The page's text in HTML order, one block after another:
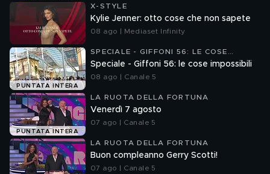
X-STYLE
Kylie Jenner: otto cose che non sapete
08 ago | Mediaset Infinity
PUNTATA INTERA
SPECIALE - GIFFONI 56: LE COSE
IMPOSSIBILI
Speciale - Giffoni 56: le cose impossibili
08 ago | Canale 5
PUNTATA INTERA
LA RUOTA DELLA FORTUNA
Venerdì 7 agosto
07 ago | Canale 5
LA RUOTA DELLA FORTUNA
Buon compleanno Gerry Scotti!
07 ago | Canale 5